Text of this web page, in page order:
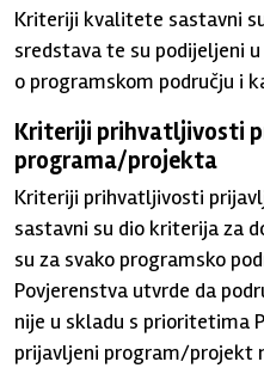
Kriteriji kvalitete sastavni
sredstava te su podijeljeni
o programskom području i
Kriteriji prihvatljivosti
programa/projekta
Kriteriji prihvatljivosti
sastavni su dio kriterija za
su za svako programsko
Povjerenstva utvrde da
nije u skladu s prioritetima
prijavljeni program/projekt